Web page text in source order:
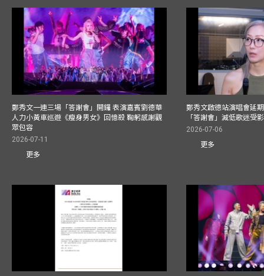
鄭秀文一連三場「答謝會」開鑼 表演嘉賓劉德華
人力小黃車巡遊《瘦身男女》回憶殺 鞠躬感謝觀
眾包容
2026-07-11
更多
鄭秀文啟德站演唱會延
「答謝會」減低歌迷受
2026-07-06
更多